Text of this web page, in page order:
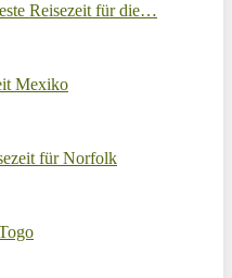
Reisezeit für die…
Mexiko
für Norfolk